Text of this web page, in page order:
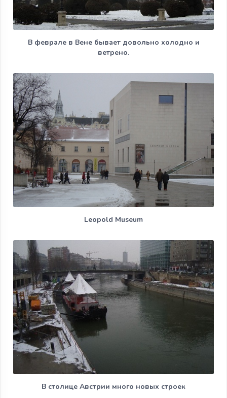
В феврале в Вене бывает довольно холодно и
ветрено.
Leopold Museum
В столице Австрии много новых строек